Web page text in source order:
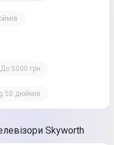
До 5000 грн
50 дюймів
Skyworth